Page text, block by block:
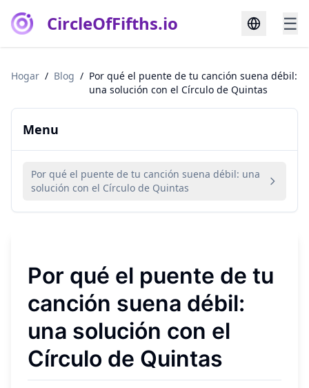
CircleOfFifths.io ☰
Hogar / Blog / Por qué el puente de tu canción suena débil:
una solución con el Círculo de Quintas
Menu
Por qué el puente de tu canción suena débil: una
solución con el Círculo de Quintas
Por qué el puente de tu
canción suena débil:
una solución con el
Círculo de Quintas